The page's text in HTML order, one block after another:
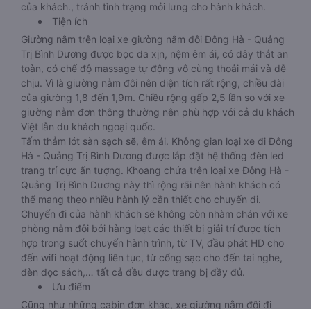
của khách., tránh tình trạng mỏi lưng cho hành khách.
Tiện ích
Giường nằm trên loại xe giường nằm đôi Đông Hà - Quảng
Trị Bình Dương được bọc da xịn, nệm êm ái, có dây thắt an
toàn, có chế độ massage tự động vô cùng thoải mái và dễ
chịu. Vì là giường nằm đôi nên diện tích rất rộng, chiều dài
của giường 1,8 đến 1,9m. Chiều rộng gấp 2,5 lần so với xe
giường nằm đơn thông thường nên phù hợp với cả du khách
Việt lẫn du khách ngoại quốc.
Tấm thảm lót sàn sạch sẽ, êm ái. Không gian loại xe đi Đông
Hà - Quảng Trị Bình Dương được lắp đặt hệ thống đèn led
trang trí cực ấn tượng. Khoang chứa trên loại xe Đông Hà -
Quảng Trị Bình Dương này thì rộng rãi nên hành khách có
thể mang theo nhiều hành lý cần thiết cho chuyến đi.
Chuyến đi của hành khách sẽ không còn nhàm chán với xe
phòng nằm đôi bởi hàng loạt các thiết bị giải trí được tích
hợp trong suốt chuyến hành trình, từ TV, đầu phát HD cho
đến wifi hoạt động liên tục, từ cổng sạc cho đến tai nghe,
đèn đọc sách,… tất cả đều được trang bị đầy đủ.
Ưu điểm
Cũng như những cabin đơn khác, xe giường nằm đôi đi